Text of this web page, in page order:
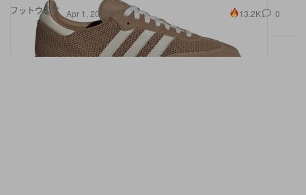
フットウエア Apr 1, 2024 13.2K 0